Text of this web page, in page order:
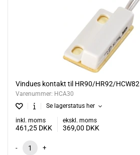
Vindues kontakt til HR90/HR92/HCW82
Varenummer: HCA30
Se lagerstatus her
inkl. moms
461,25 DKK
ekskl. moms
369,00 DKK
- +